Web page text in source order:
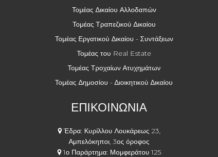
Τομέας Δικαίου Αλλοδαπών
Τομέας Τραπεζικού Δικαίου
Τομέας Εργατικού Δικαίου - Συντάξεων
Τομέας του Real Estate
Τομέας Τροχαίων Ατυχημάτων
Τομέας Δημοσίου - Διοικητικού Δικαίου
ΕΠΙΚΟΙΝΩΝΙΑ
Έδρα: Κυρίλλου Λουκάρεως 23,
Αμπελόκηποι, 3ος όροφος
1ο Παράρτημα: Μομφεράτου 125